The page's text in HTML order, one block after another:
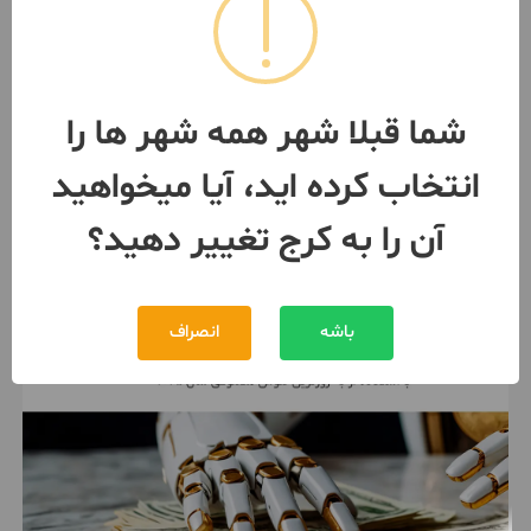
ویلا باغ شهرکی کردان تهراندشت
کرج- گوهردشت
مبلغ
11,900,000,000 تومان
3 ماه پیش 091230***00
شما قبلا شهر همه شهر ها را
انتخاب کرده اید، آیا میخواهید
آن را به کرج تغییر دهید؟
باشه انصراف